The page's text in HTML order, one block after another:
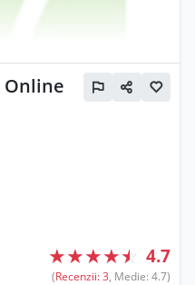
Online
★★★★☆ 4.7
(Recenzii: 3, Medie: 4.7)